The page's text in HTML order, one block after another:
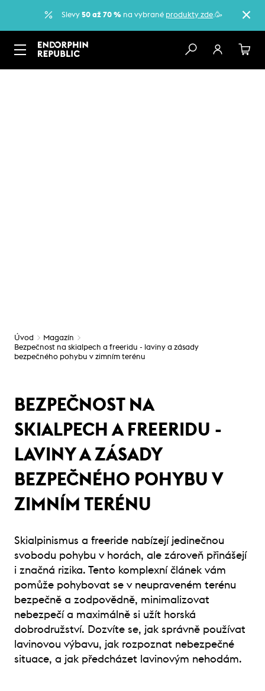
Slevy 50 až 70 % na vybrané produkty zde.🥳
Úvod
Magazín
Bezpečnost na skialpech a freeridu - laviny a zásady
bezpečného pohybu v zimním terénu
BEZPEČNOST NA
SKIALPECH A FREERIDU -
LAVINY A ZÁSADY
BEZPEČNÉHO POHYBU V
ZIMNÍM TERÉNU
Skialpinismus a freeride nabízejí jedinečnou
svobodu pohybu v horách, ale zároveň přinášejí
i značná rizika. Tento komplexní článek vám
pomůže pohybovat se v neupraveném terénu
bezpečně a zodpovědně, minimalizovat
nebezpečí a maximálně si užít horská
dobrodružství. Dozvíte se, jak správně používat
lavinovou výbavu, jak rozpoznat nebezpečné
situace, a jak předcházet lavinovým nehodám.